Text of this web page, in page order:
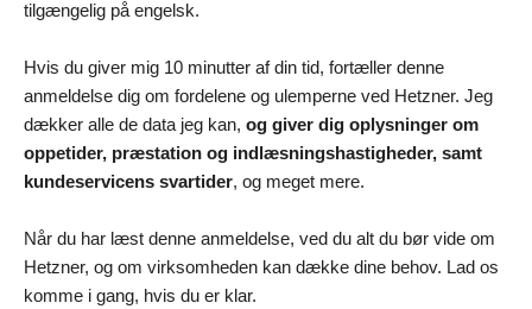
tilgængelig på engelsk.
Hvis du giver mig 10 minutter af din tid, fortæller denne
anmeldelse dig om fordelene og ulemperne ved Hetzner. Jeg
dækker alle de data jeg kan, og giver dig oplysninger om
oppetider, præstation og indlæsningshastigheder, samt
kundeservicens svartider, og meget mere.
Når du har læst denne anmeldelse, ved du alt du bør vide om
Hetzner, og om virksomheden kan dække dine behov. Lad os
komme i gang, hvis du er klar.